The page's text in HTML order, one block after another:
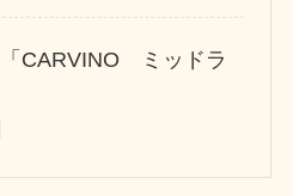
CARVINO ミッドラ